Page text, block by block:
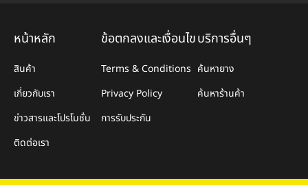
หน้าหลัก
สินค้า
เกี่ยวกับเรา
ข่าวสารและโปรโมชั่น
ติดต่อเรา
ข้อตกลงและเงื่อนไข
Terms & Conditions
Privacy Policy
การรับประกัน
บริการอื่นๆ
ค้นหายาง
ค้นหาร้านค้า